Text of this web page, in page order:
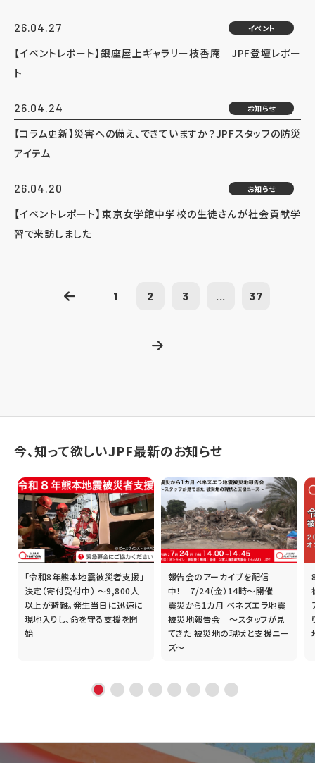
26.04.27 イベント
【イベントレポート】銀座屋上ギャラリー枝香庵｜JPF登壇レポー
ト
26.04.24 お知らせ
【コラム更新】災害への備え、できていますか？JPFスタッフの防災
アイテム
26.04.20 お知らせ
【イベントレポート】東京女学館中学校の生徒さんが社会貢献学
習で来訪しました
1 2 3 ... 37
今、知って欲しいJPF最新のお知らせ
「令和8年熊本地震被災者支援」
決定（寄付受付中） ～9,800人
以上が避難。発生当日に迅速に
現地入りし、命を守る支援を開
始
報告会のアーカイブを配信
中！ 7/24（金）14時～開催
震災から1カ月 ベネズエラ地震
被災地報告会 ～スタッフが見
てきた 被災地の現状と支援ニー
ズ～